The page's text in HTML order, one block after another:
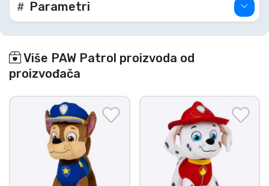
Parametri
Više PAW Patrol proizvoda od
proizvođača